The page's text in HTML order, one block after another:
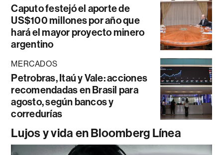
Caputo festejó el aporte de
US$100 millones por año que
hará el mayor proyecto minero
argentino
MERCADOS
Petrobras, Itaú y Vale: acciones
recomendadas en Brasil para
agosto, según bancos y
corredurías
Lujos y vida en Bloomberg Línea